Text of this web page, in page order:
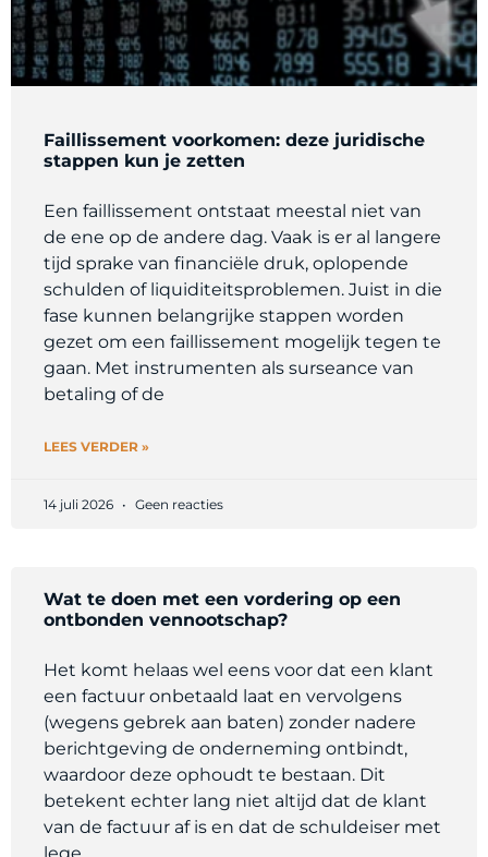
Faillissement voorkomen: deze juridische
stappen kun je zetten
Een faillissement ontstaat meestal niet van
de ene op de andere dag. Vaak is er al langere
tijd sprake van financiële druk, oplopende
schulden of liquiditeitsproblemen. Juist in die
fase kunnen belangrijke stappen worden
gezet om een faillissement mogelijk tegen te
gaan. Met instrumenten als surseance van
betaling of de
LEES VERDER »
14 juli 2026 Geen reacties
Wat te doen met een vordering op een
ontbonden vennootschap?
Het komt helaas wel eens voor dat een klant
een factuur onbetaald laat en vervolgens
(wegens gebrek aan baten) zonder nadere
berichtgeving de onderneming ontbindt,
waardoor deze ophoudt te bestaan. Dit
betekent echter lang niet altijd dat de klant
van de factuur af is en dat de schuldeiser met